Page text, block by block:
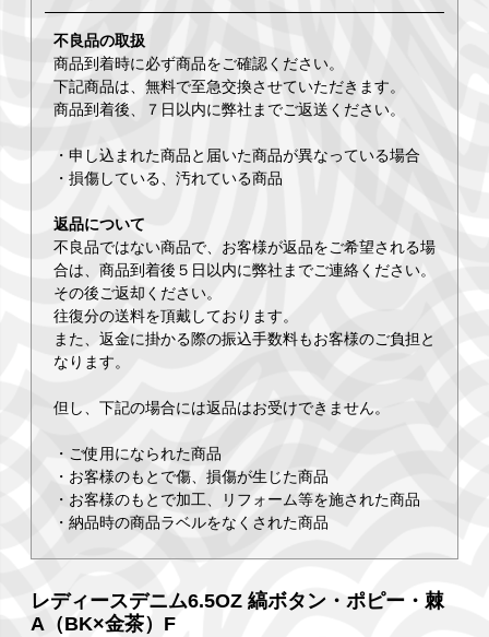
不良品の取扱
商品到着時に必ず商品をご確認ください。
下記商品は、無料で至急交換させていただきます。
商品到着後、７日以内に弊社までご返送ください。
・申し込まれた商品と届いた商品が異なっている場合
・損傷している、汚れている商品
返品について
不良品ではない商品で、お客様が返品をご希望される場
合は、商品到着後５日以内に弊社までご連絡ください。
その後ご返却ください。
往復分の送料を頂戴しております。
また、返金に掛かる際の振込手数料もお客様のご負担と
なります。
但し、下記の場合には返品はお受けできません。
・ご使用になられた商品
・お客様のもとで傷、損傷が生じた商品
・お客様のもとで加工、リフォーム等を施された商品
・納品時の商品ラベルをなくされた商品
レディースデニム6.5OZ 縞ボタン・ポピー・棘
A（BK×金茶）F